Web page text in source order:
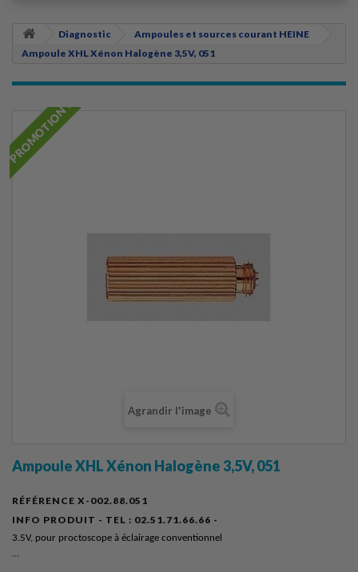
Diagnostic
Ampoules et sources courant HEINE
Ampoule XHL Xénon Halogène 3,5V, 051
PROMOTION !
Agrandir l'image
Ampoule XHL Xénon Halogène 3,5V, 051
RÉFÉRENCE X-002.88.051
INFO PRODUIT - TEL : 02.51.71.66.66 -
3.5V, pour proctoscope à éclairage conventionnel
...